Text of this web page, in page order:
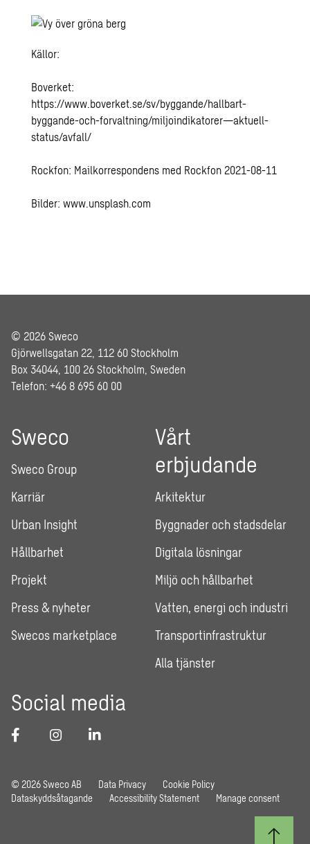
Källor:
Boverket:
https://www.boverket.se/sv/byggande/hallbart-
byggande-och-forvaltning/miljoindikatorer—aktuell-
status/avfall/
Rockfon: Mailkorrespondens med Rockfon 2021-08-11
Bilder:www.unsplash.com
© 2026 Sweco
Gjörwellsgatan 22, 112 60 Stockholm
Box 34044, 100 26 Stockholm, Sweden
Telefon: +46 8 695 60 00
Sweco
Sweco Group
Karriär
Urban Insight
Hållbarhet
Projekt
Press & nyheter
Swecos marketplace
Vårt
erbjudande
Arkitektur
Byggnader och stadsdelar
Digitala lösningar
Miljö och hållbarhet
Vatten, energi och industri
Transportinfrastruktur
Alla tjänster
Social media
© 2026 Sweco AB Data Privacy
Cookie Policy
Dataskyddsåtagande
Accessibility Statement Manage consent